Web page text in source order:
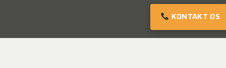
KONTAKT OS